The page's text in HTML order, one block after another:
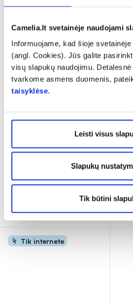
Camelia.lt svetainėje naudojami
Informuojame, kad šioje
(angl. Cookies). Jūs galite
visų slapukų naudojimu.
tvarkome asmens duomenis,
taisyklėse.
Leisti visus
Slapukų
Tik būtini
ATTITUDE drėgnos
servetėlės kūdikiams BABY
% PAPILDOMA NUOLAIDA %
Tik internete